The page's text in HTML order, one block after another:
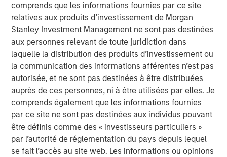
comprends que les informations fournies par ce site
relatives aux produits d’investissement de Morgan
Stanley Investment Management ne sont pas destinées
aux personnes relevant de toute juridiction dans
laquelle la distribution des produits d’investissement ou
la communication des informations afférentes n’est pas
autorisée, et ne sont pas destinées à être distribuées
auprès de ces personnes, ni à être utilisées par elles. Je
comprends également que les informations fournies
par ce site ne sont pas destinées aux individus pouvant
être définis comme des « investisseurs particuliers »
par l’autorité de réglementation du pays depuis lequel
se fait l’accès au site web. Les informations ou opinions
Arjun Saigal, co-head of Morgan Stanley Private Equity
Asia in India, said, "We are excited to back a fast growing
brand such as Manna which has consistently delivered
on its customer promise of natural, healthy and high
quality products. At a time when India's eating habits and
lifestyles are creating health challenges, we believe that
Manna's natural foods are well positioned to offer
appealing choices to consumers. Additionally, foods
based on home-grown grains such as millets are
regaining popularity, offering 'superfood'-type nutritional
content at an affordable cost. We look forward to driving
Manna's next phase of growth."